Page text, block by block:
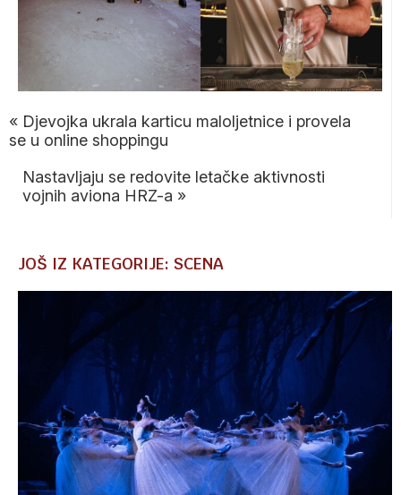
« Djevojka ukrala karticu maloljetnice i provela
se u online shoppingu
Nastavljaju se redovite letačke aktivnosti
vojnih aviona HRZ-a »
JOŠ IZ KATEGORIJE: SCENA